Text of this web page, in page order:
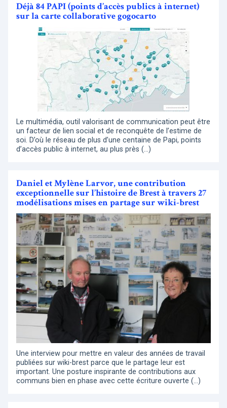
Déjà 84 PAPI (points d’accès publics à internet)
sur la carte collaborative gogocarto
Le multimédia, outil valorisant de communication peut être
un facteur de lien social et de reconquête de l’estime de
soi. D’où le réseau de plus d’une centaine de Papi, points
d’accès public à internet, au plus près (…)
Daniel et Mylène Larvor, une contribution
exceptionnelle sur l’histoire de Brest à travers 27
modélisations mises en partage sur wiki-brest
Une interview pour mettre en valeur des années de travail
publiées sur wiki-brest parce que le partage leur est
important. Une posture inspirante de contributions aux
communs bien en phase avec cette écriture ouverte (…)